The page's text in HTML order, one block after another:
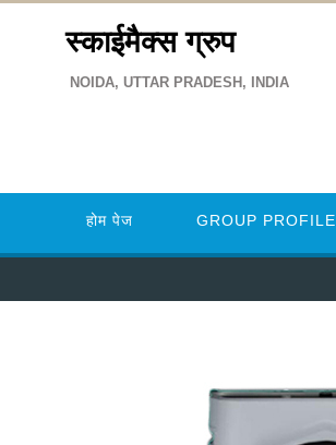
स्काईमैक्स ग्रुप
NOIDA, UTTAR PRADESH, INDIA
होम पेज GROUP PROFILE